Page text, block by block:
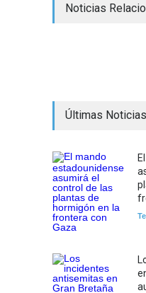
Noticias
Últimas Noticias